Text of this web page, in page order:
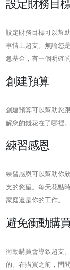
設定財務目
設定財務目標可以幫
事情上超支。無論您
急基金，有一個明確
創建預算
創建預算可以幫助您
解您的錢花在了哪裡
練習感恩
練習感恩可以幫助你
支的慾望。每天花點
家庭還是你的工作。
避免衝動購
衝動購買會導致超支
的。在購買之前，問